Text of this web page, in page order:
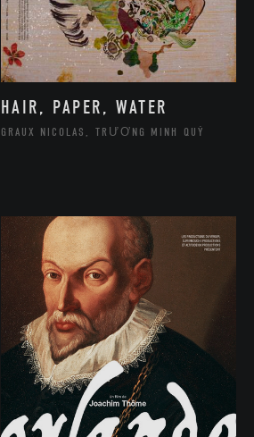
HAIR, PAPER, WATER
GRAUX NICOLAS, TRƯƠNG MINH QUÝ